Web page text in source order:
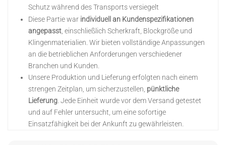
Schutz während des Transports versiegelt
Diese Partie war individuell an Kundenspezifikationen
angepasst , einschließlich Scherkraft, Blockgröße und
Klingenmaterialien. Wir bieten vollständige Anpassungen
an die betrieblichen Anforderungen verschiedener
Branchen und Kunden.
Unsere Produktion und Lieferung erfolgten nach einem
strengen Zeitplan, um sicherzustellen, pünktliche
Lieferung . Jede Einheit wurde vor dem Versand getestet
und auf Fehler untersucht, um eine sofortige
Einsatzfähigkeit bei der Ankunft zu gewährleisten.